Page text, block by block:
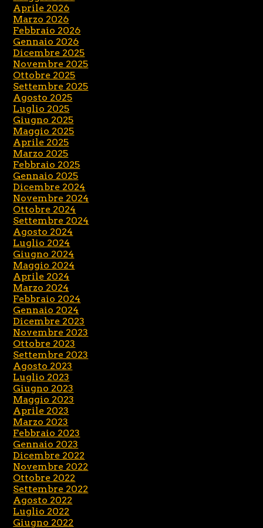
Aprile 2026
Marzo 2026
Febbraio 2026
Gennaio 2026
Dicembre 2025
Novembre 2025
Ottobre 2025
Settembre 2025
Agosto 2025
Luglio 2025
Giugno 2025
Maggio 2025
Aprile 2025
Marzo 2025
Febbraio 2025
Gennaio 2025
Dicembre 2024
Novembre 2024
Ottobre 2024
Settembre 2024
Agosto 2024
Luglio 2024
Giugno 2024
Maggio 2024
Aprile 2024
Marzo 2024
Febbraio 2024
Gennaio 2024
Dicembre 2023
Novembre 2023
Ottobre 2023
Settembre 2023
Agosto 2023
Luglio 2023
Giugno 2023
Maggio 2023
Aprile 2023
Marzo 2023
Febbraio 2023
Gennaio 2023
Dicembre 2022
Novembre 2022
Ottobre 2022
Settembre 2022
Agosto 2022
Luglio 2022
Giugno 2022